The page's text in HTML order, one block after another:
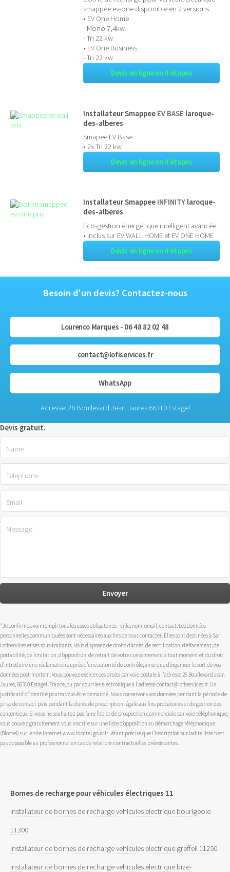
smappee ev-one disponible en 2 versions:
• EV One Home
- Mono 7,4kw
- Tri 22 kw
• EV One Business
- Tri 22 kw
Devis en ligne en 4 étapes
Installateur Smappee EV BASE laroque-
des-alberes
Smapee EV Base :
• 2x Tri 22 kw
Devis en ligne en 4 étapes
Installateur Smappee INFINITY laroque-
des-alberes
Eco-gestion énergétique intelligent avancée:
• Inclus sur EV WALL HOME et EV ONE HOME
Devis en ligne en 4 étapes
Besoin d'un devis? Contactez-nous
Lourenco Marques - 06 48 82 02 48
contact@lofiservices.fr
WhatsApp
Adresse: 26 Boullevard Jean Jaures 66310 Estagel
Devis gratuit.
*Je confirme avoir rempli tous les cases obligatoires - ville, nom, email, contact. Les données
personnelles communiquées sont nécessaires aux fins de vous contacter. Elles sont destinées à Sarl
Lofiservices et ses sous-traitants. Vous disposez de droits d’accès, de rectification, d’effacement, de
portabilité, de limitation, d’opposition, de retrait de votre consentement à tout moment et du droit
d’introduire une réclamation auprès d’une autorité de contrôle, ainsi que d’organiser le sort de vos
données post-mortem. Vous pouvez exercer ces droits par voie postale à l'adresse 26 Boullevard Jean
Jaures, 66310 Estagel, France, ou par courrier électronique à l'adresse contact@lofiservices.fr. Un
justificatif d'identité pourra vous être demandé. Nous conservons vos données pendant la période de
prise de contact puis pendant la durée de prescription légale aux fins probatoires et de gestion des
contentieux. Si vous ne souhaitez pas faire l’objet de prospection commerciale par voie téléphonique,
vous pouvez gratuitement vous inscrire sur une liste d’opposition au démarchage téléphonique
(Bloctel) sur le site internet www.bloctel.gouv.fr , étant précisé que l’inscription sur ladite liste n’est
pas opposable au professionnel en cas de relations contractuelles préexistantes.
Bornes de recharge pour véhicules électriques 11
Installateur de bornes de recharge vehicules electrique bourigeole
11300
Installateur de bornes de recharge vehicules electrique greffeil 11250
Installateur de bornes de recharge vehicules electrique bize-